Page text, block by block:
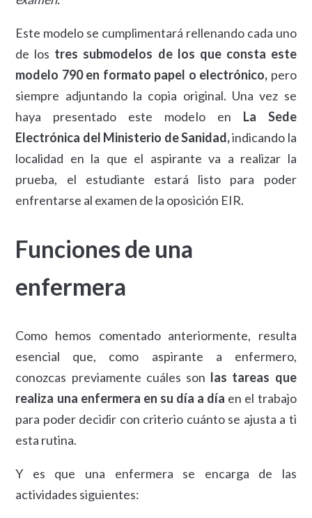
Este modelo se cumplimentará rellenando cada uno
de los tres submodelos de los que consta este
modelo 790 en formato papel o electrónico, pero
siempre adjuntando la copia original. Una vez se
haya presentado este modelo en La Sede
Electrónica del Ministerio de Sanidad,indicando la
localidad en la que el aspirante va a realizar la
prueba, el estudiante estará listo para poder
enfrentarse al examen de la oposición EIR.
Funciones de una
enfermera
Como hemos comentado anteriormente, resulta
esencial que, como aspirante a enfermero,
conozcas previamente cuáles son las tareas que
realiza una enfermera en su día a día en el trabajo
para poder decidir con criterio cuánto se ajusta a ti
esta rutina.
Y es que una enfermera se encarga de las
actividades siguientes: